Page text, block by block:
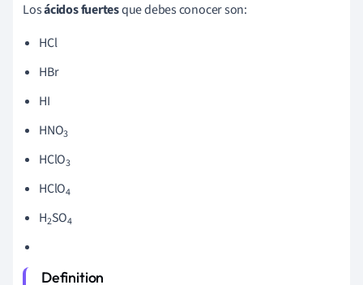
Losácidos fuertesque debes conocer son:
HCl
HBr
HI
HNO3
HClO3
HClO4
H2SO4